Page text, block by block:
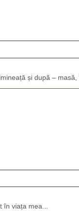
și după – masă,
în viața mea...